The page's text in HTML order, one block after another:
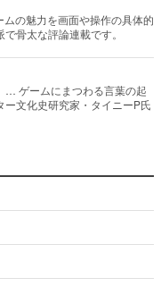
… ゲームにまつわる言葉の起
文化史研究家・タイニーP氏